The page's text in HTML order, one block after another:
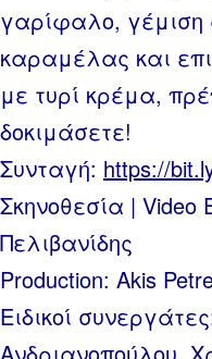
γαρίφαλο,
καραμέλας και
με τυρί κρέμα,
δοκιμάσετε!
Συνταγή: https://
Σκηνοθεσία | Video
Πελιβανίδης
Production: Akis
Ειδικοί
Ανδριανοπούλου,